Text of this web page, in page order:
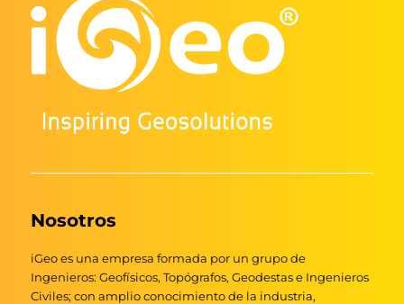
Nosotros
iGeo es una empresa formada por un grupo de
Ingenieros: Geofísicos, Topógrafos, Geodestas e Ingenieros
Civiles; con amplio conocimiento de la industria,